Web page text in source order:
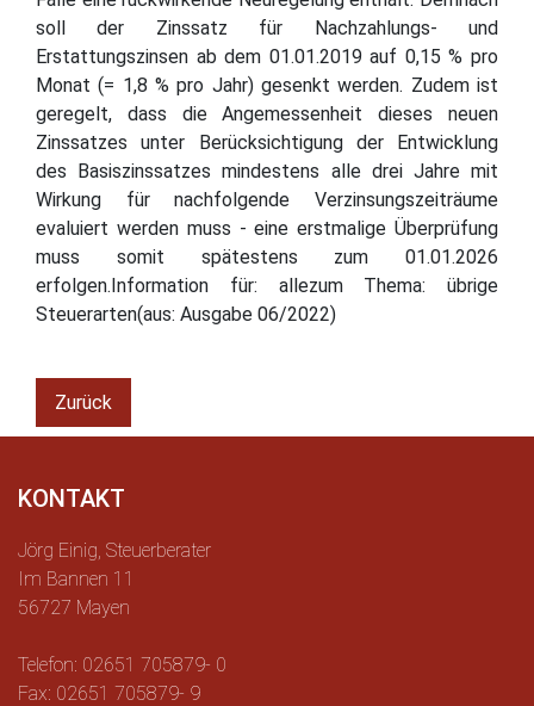
soll der Zinssatz für Nachzahlungs- und
Erstattungszinsen ab dem 01.01.2019 auf 0,15 % pro
Monat (= 1,8 % pro Jahr) gesenkt werden. Zudem ist
geregelt, dass die Angemessenheit dieses neuen
Zinssatzes unter Berücksichtigung der Entwicklung
des Basiszinssatzes mindestens alle drei Jahre mit
Wirkung für nachfolgende Verzinsungszeiträume
evaluiert werden muss - eine erstmalige Überprüfung
muss somit spätestens zum 01.01.2026
erfolgen.Information für: allezum Thema: übrige
Steuerarten(aus: Ausgabe 06/2022)
Zurück
KONTAKT
Jörg Einig, Steuerberater
Im Bannen 11
56727 Mayen
Telefon: 02651 705879- 0
Fax: 02651 705879- 9